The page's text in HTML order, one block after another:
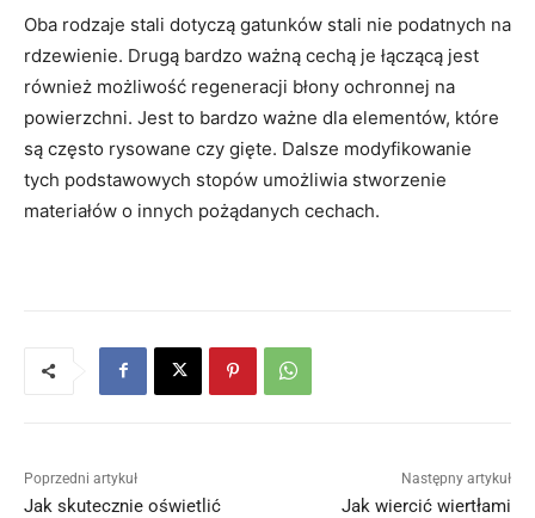
Oba rodzaje stali dotyczą gatunków stali nie podatnych na
rdzewienie. Drugą bardzo ważną cechą je łączącą jest
również możliwość regeneracji błony ochronnej na
powierzchni. Jest to bardzo ważne dla elementów, które
są często rysowane czy gięte. Dalsze modyfikowanie
tych podstawowych stopów umożliwia stworzenie
materiałów o innych pożądanych cechach.
Poprzedni artykuł
Jak skutecznie oświetlić
Następny artykuł
Jak wiercić wiertłami